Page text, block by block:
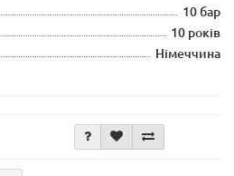
10 бар
10 років
Німеччина